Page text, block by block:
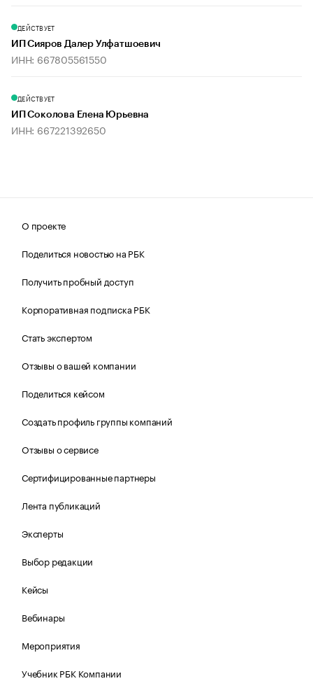
ДЕЙСТВУЕТ
ИП Сияров Далер Улфатшоевич
ИНН: 667805561550
ДЕЙСТВУЕТ
ИП Соколова Елена Юрьевна
ИНН: 667221392650
О проекте
Поделиться новостью на РБК
Получить пробный доступ
Корпоративная подписка РБК
Стать экспертом
Отзывы о вашей компании
Поделиться кейсом
Создать профиль группы компаний
Отзывы о сервисе
Сертифицированные партнеры
Лента публикаций
Эксперты
Выбор редакции
Кейсы
Вебинары
Мероприятия
Учебник РБК Компании